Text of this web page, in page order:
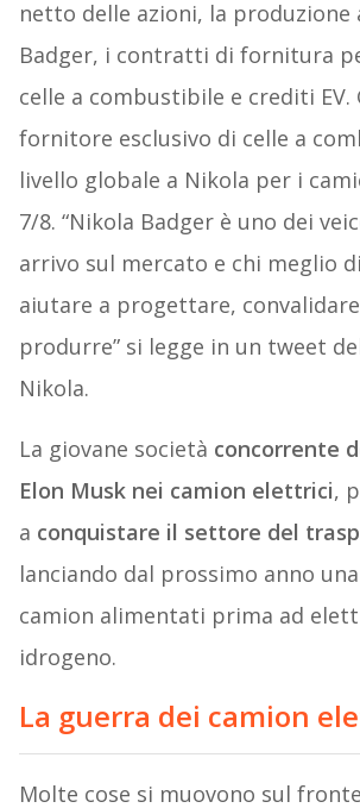
netto delle azioni, la
Badger, i contratti di fornitura
celle a combustibile e crediti EV.
fornitore esclusivo di celle a
livello globale a Nikola per i
7/8. “Nikola Badger è uno dei
arrivo sul mercato e chi meglio
aiutare a progettare,
produrre” si legge in un tweet
Nikola.
La giovane società concorrente
Elon Musk nei camion elettrici,
a conquistare il settore del
lanciando dal prossimo anno
camion alimentati prima ad
idrogeno.
La guerra dei camion
Molte cose si muovono sul